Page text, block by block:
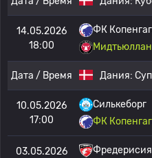
14.05.2026
18:00
ФК
Дата / Время Дания:
10.05.2026
17:00
Силькеборг
ФК
03.05.2026
Фредерисия